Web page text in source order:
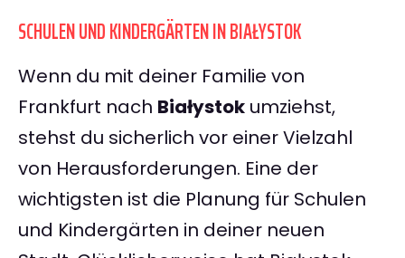
SCHULEN UND KINDERGÄRTEN IN BIAŁYSTOK
Wenn du mit deiner Familie von
Frankfurt nach Białystok umziehst,
stehst du sicherlich vor einer Vielzahl
von Herausforderungen. Eine der
wichtigsten ist die Planung für Schulen
und Kindergärten in deiner neuen